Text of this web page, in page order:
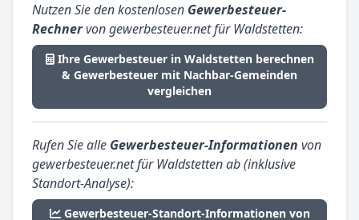
Nutzen Sie den kostenlosen Gewerbesteuer-
Rechnervon gewerbesteuer.net für Waldstetten:
Ihre Gewerbesteuer in Waldstetten berechnen
& Gewerbesteuer mit Nachbar-Gemeinden
vergleichen
Rufen Sie alle Gewerbesteuer-Informationen von
gewerbesteuer.net für Waldstetten ab (inklusive
Standort-Analyse):
Gewerbesteuer-Standort-Informationen von